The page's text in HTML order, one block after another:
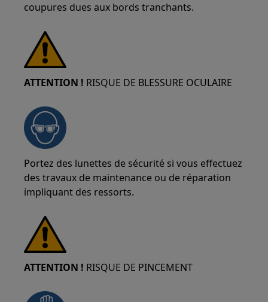
coupures dues aux bords tranchants.
ATTENTION ! RISQUE DE BLESSURE OCULAIRE
Portez des lunettes de sécurité si vous effectuez
des travaux de maintenance ou de réparation
impliquant des ressorts.
ATTENTION ! RISQUE DE PINCEMENT